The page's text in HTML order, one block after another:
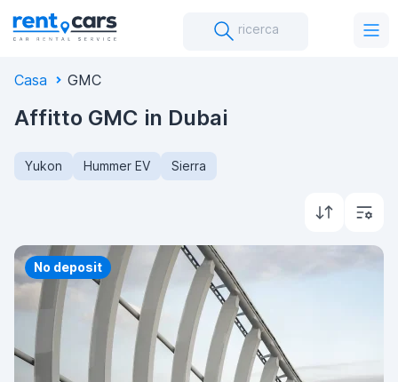
ricerca
Casa GMC
Affitto GMC in Dubai
Yukon Hummer EV Sierra
Priority
No deposit